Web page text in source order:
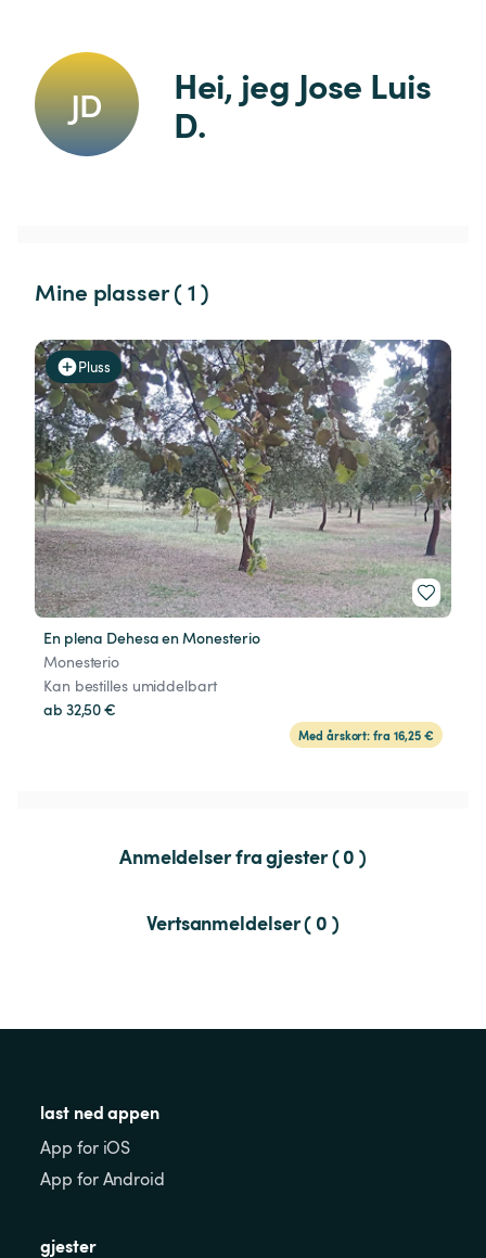
JD
Hei, jeg Jose Luis
D.
Mine plasser ( 1 )
Pluss
En plena Dehesa en Monesterio
Monesterio
Kan bestilles umiddelbart
ab 32,50 €
Med årskort: fra 16,25 €
Anmeldelser fra gjester ( 0 )
Vertsanmeldelser ( 0 )
last ned appen
App for iOS
App for Android
gjester